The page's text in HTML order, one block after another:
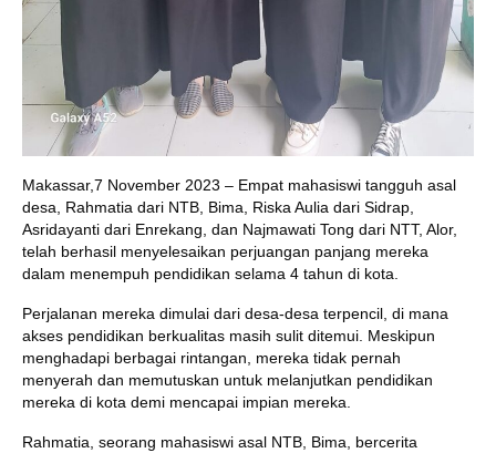
Makassar,7 November 2023 – Empat mahasiswi tangguh asal
desa, Rahmatia dari NTB, Bima, Riska Aulia dari Sidrap,
Asridayanti dari Enrekang, dan Najmawati Tong dari NTT, Alor,
telah berhasil menyelesaikan perjuangan panjang mereka
dalam menempuh pendidikan selama 4 tahun di kota.
Perjalanan mereka dimulai dari desa-desa terpencil, di mana
akses pendidikan berkualitas masih sulit ditemui. Meskipun
menghadapi berbagai rintangan, mereka tidak pernah
menyerah dan memutuskan untuk melanjutkan pendidikan
mereka di kota demi mencapai impian mereka.
Rahmatia, seorang mahasiswi asal NTB, Bima, bercerita